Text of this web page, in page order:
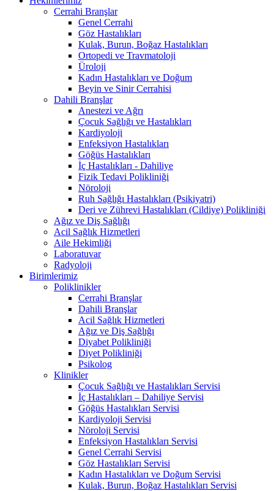
Cerrahi Branşlar
Genel Cerrahi
Göz Hastalıkları
Kulak, Burun, Boğaz Hastalıkları
Ortopedi ve Travmatoloji
Üroloji
Kadın Hastalıkları ve Doğum
Beyin ve Sinir Cerrahisi
Dahili Branşlar
Anestezi ve Ağrı
Çocuk Sağlığı ve Hastalıkları
Kardiyoloji
Enfeksiyon Hastalıkları
Göğüs Hastalıkları
İç Hastalıkları - Dahiliye
Fizik Tedavi Polikliniği
Nöroloji
Ruh Sağlığı Hastalıkları (Psikiyatri)
Deri ve Zührevi Hastalıkları (Cildiye) Polikliniği
Ağız ve Diş Sağlığı
Acil Sağlık Hizmetleri
Aile Hekimliği
Laboratuvar
Radyoloji
Birimlerimiz
Poliklinikler
Cerrahi Branşlar
Dahili Branşlar
Acil Sağlık Hizmetleri
Ağız ve Diş Sağlığı
Diyabet Polikliniği
Diyet Polikliniği
Psikolog
Klinikler
Çocuk Sağlığı ve Hastalıkları Servisi
İç Hastalıkları – Dahiliye Servisi
Göğüs Hastalıkları Servisi
Kardiyoloji Servisi
Nöroloji Servisi
Enfeksiyon Hastalıkları Servisi
Genel Cerrahi Servisi
Göz Hastalıkları Servisi
Kadın Hastalıkları ve Doğum Servisi
Kulak, Burun, Boğaz Hastalıkları Servisi